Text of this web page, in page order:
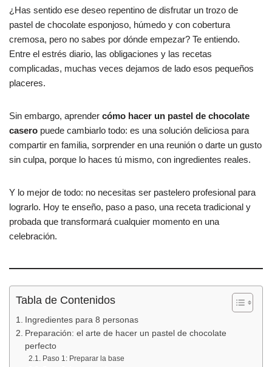
c
e
b
o
k
at
s
A
p
m
p
ar
tir
¿Has sentido ese deseo repentino de disfrutar un trozo de
pastel de chocolate esponjoso, húmedo y con cobertura
cremosa, pero no sabes por dónde empezar? Te entiendo.
Entre el estrés diario, las obligaciones y las recetas
complicadas, muchas veces dejamos de lado esos pequeños
placeres.
Sin embargo, aprender cómo hacer un pastel de chocolate
casero puede cambiarlo todo: es una solución deliciosa para
compartir en familia, sorprender en una reunión o darte un gusto
sin culpa, porque lo haces tú mismo, con ingredientes reales.
Y lo mejor de todo: no necesitas ser pastelero profesional para
lograrlo. Hoy te enseño, paso a paso, una receta tradicional y
probada que transformará cualquier momento en una
celebración.
Tabla de Contenidos
Ingredientes para 8 personas
Preparación: el arte de hacer un pastel de chocolate
perfecto
Paso 1: Preparar la base